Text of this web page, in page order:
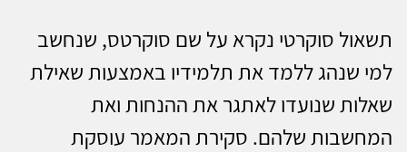
תשאול סוקרטי נקרא על שם סוקרטס, שנחשב
למי שנהג ללמד את תלמידיו באמצעות שאילת
שאלות שנועדו לאתגר את ההנחות ואת
המחשבות שלהם. סקירת המאמר עוסקת